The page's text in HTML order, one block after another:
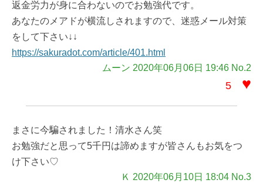
返金労力が身に合わないのでお勉強代です。
あなたのメアドが横流しされますので、迷惑メール対策
をして下さい↓↓
https://sakuradot.com/article/401.html
ムーン 2020年06月06日 19:46 No.2
5 ♥
まさに今騙されました！清水さん笑
お勉強だと思って5千円は諦めますが皆さんもお気をつ
け下さい♡
Ｋ 2020年06月10日 18:04 No.3